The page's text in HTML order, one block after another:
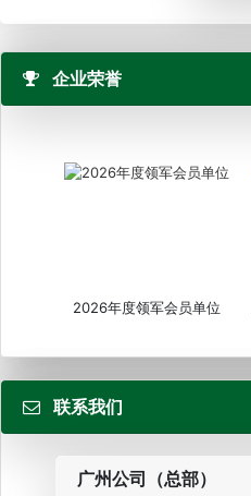
企业荣誉
2026年度领军会员单位
联系我们
广州公司（总部）